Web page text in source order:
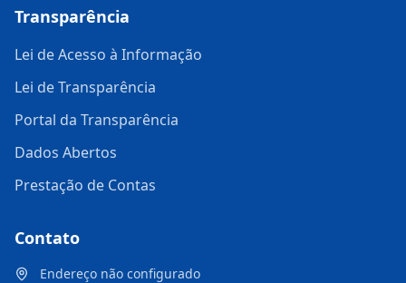
Transparência
Lei de Acesso à Informação
Lei de Transparência
Portal da Transparência
Dados Abertos
Prestação de Contas
Contato
Endereço não configurado